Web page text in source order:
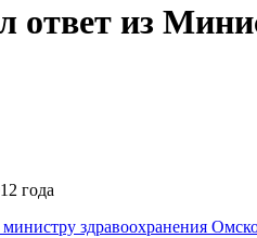
из
года
здравоохранения